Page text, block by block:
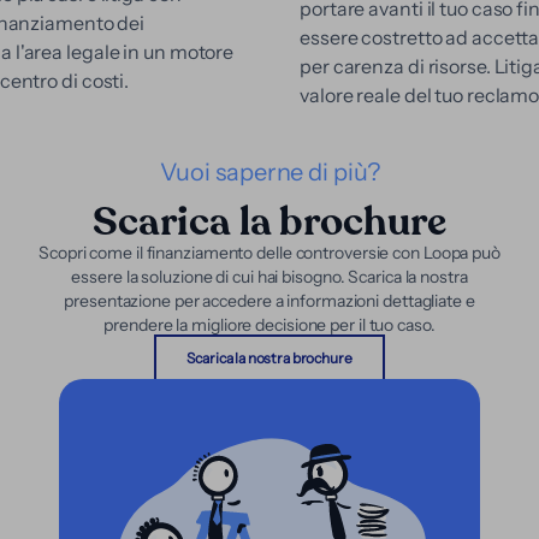
dei
l'area legale in un motore
di costi.
portare avanti il tuo caso
essere costretto ad
per carenza di risorse.
valore reale del tuo
Vuoi saperne di più?
Scarica la brochure
Scopri come il finanziamento delle controversie con Loopa può
essere la soluzione di cui hai bisogno. Scarica la nostra
presentazione per accedere a informazioni dettagliate e
prendere la migliore decisione per il tuo caso.
Scarica la nostra brochure